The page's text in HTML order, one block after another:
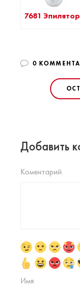
7681 Эпилятор
0
Добавить
Коментарий
Имя